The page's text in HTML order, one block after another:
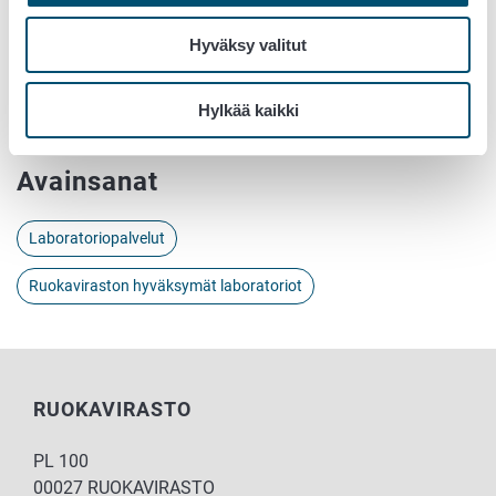
Hyväksy valitut
Hylkää kaikki
Riina Tolvanen, Ruokavirasto,
etunimi.sukunimi@ruokavirasto.fi
Avainsanat
Laboratoriopalvelut
Ruokaviraston hyväksymät laboratoriot
RUOKAVIRASTO
PL 100
00027 RUOKAVIRASTO